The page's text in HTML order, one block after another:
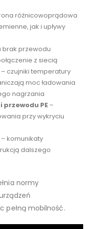
różnicowoprądowa
jak i upływy
brak przewodu
z siecią
czujniki temperatury
moc ładowania
nagrzania
PE–
przy wykryciu
komunikaty
dalszego
normy
pełną mobilność.